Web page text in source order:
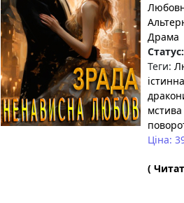
Драма
Статус:
Теги:
мстива
Ціна:
(